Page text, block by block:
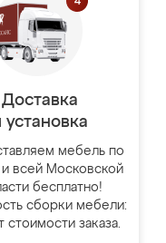
Доставка
установка
мебель по
всей Московской
бесплатно!
сборки мебели:
стоимости заказа.